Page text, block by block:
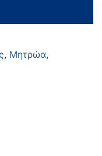
, Μητρώα,